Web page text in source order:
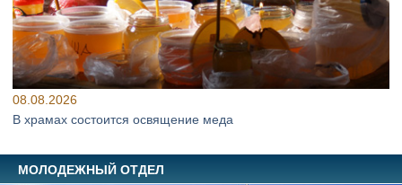
08.08.2026
В храмах состоится освящение меда
МОЛОДЕЖНЫЙ ОТДЕЛ